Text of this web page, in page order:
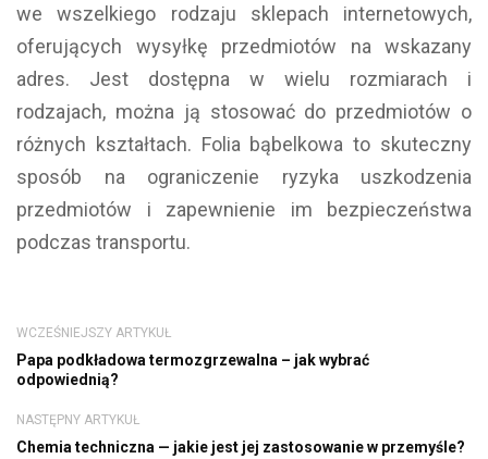
we wszelkiego rodzaju sklepach internetowych,
oferujących wysyłkę przedmiotów na wskazany
adres. Jest dostępna w wielu rozmiarach i
rodzajach, można ją stosować do przedmiotów o
różnych kształtach. Folia bąbelkowa to skuteczny
sposób na ograniczenie ryzyka uszkodzenia
przedmiotów i zapewnienie im bezpieczeństwa
podczas transportu.
WCZEŚNIEJSZY ARTYKUŁ
Papa podkładowa termozgrzewalna – jak wybrać
odpowiednią?
NASTĘPNY ARTYKUŁ
Chemia techniczna — jakie jest jej zastosowanie w przemyśle?